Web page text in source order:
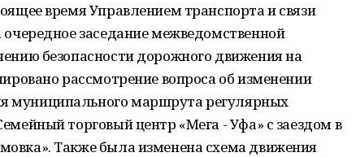
время Управлением транспорта и связи
заседание межведомственной
безопасности дорожного движения на
рассмотрение вопроса об изменении
муниципального маршрута регулярных
торговый центр «Мега - Уфа» с заездом в
Также была изменена схема движения